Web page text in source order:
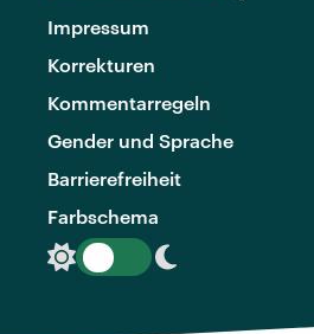
Impressum
Korrekturen
Kommentarregeln
Gender und Sprache
Barrierefreiheit
Farbschema